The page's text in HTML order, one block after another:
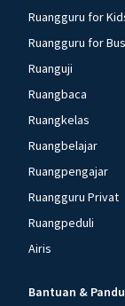
Ruangguru for
Ruangguru for
Ruanguji
Ruangbaca
Ruangkelas
Ruangbelajar
Ruangpengajar
Ruangguru Privat
Ruangpeduli
Airis
Bantuan &